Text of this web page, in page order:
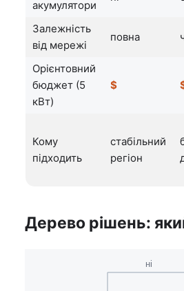
акумулятори
Залежність
від мережі
повна
Орієнтовний
бюджет (5
кВт)
$
Кому
підходить
стабільний
регіон
Дерево рішень:
ні